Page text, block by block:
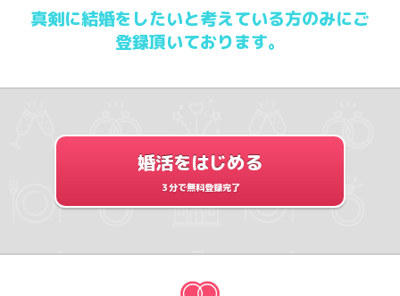
真剣に結婚をしたいと考えている方のみにご
登録頂いております。
婚活をはじめる
３分で無料登録完了